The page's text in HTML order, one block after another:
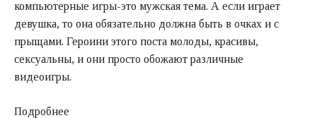
компьютерные игры-это мужская тема. А если играет
девушка, то она обязательно должна быть в очках и с
прыщами. Героини этого поста молоды, красивы,
сексуальны, и они просто обожают различные
видеоигры.
Подробнее